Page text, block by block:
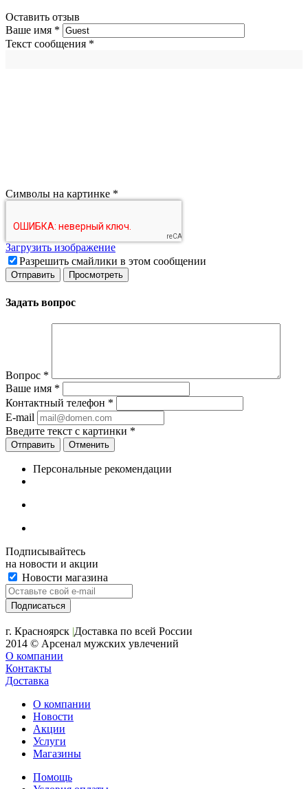
Оставить отзыв
Ваше имя *
Текст сообщения *
Символы на картинке *
Загрузить изображение
Разрешить смайлики в этом сообщении
Задать вопрос
Вопрос *
Ваше имя *
Контактный телефон *
E-mail
Введите текст с картинки *
Отменить
Персональные рекомендации
Подписывайтесь
на новости и акции
Новости магазина
г. Красноярск |Доставка по всей России
2014 © Арсенал мужских увлечений
О компании
Контакты
Доставка
О компании
Новости
Акции
Услуги
Магазины
Помощь